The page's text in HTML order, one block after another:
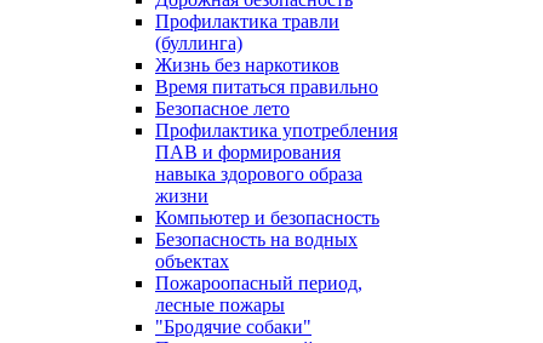
Профилактика травли
(буллинга)
Жизнь без наркотиков
Время питаться правильно
Безопасное лето
Профилактика употребления
ПАВ и формирования
навыка здорового образа
жизни
Компьютер и безопасность
Безопасность на водных
объектах
Пожароопасный период,
лесные пожары
"Бродячие собаки"